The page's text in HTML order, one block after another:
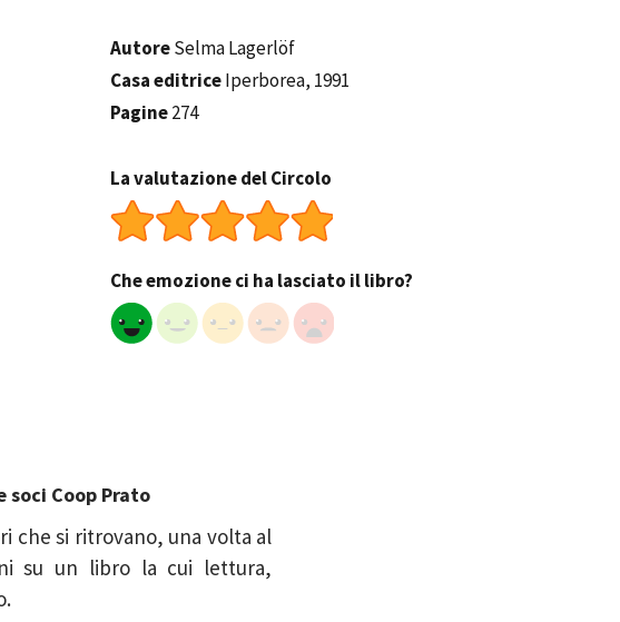
AutoreSelma Lagerlöf
Casa editriceIperborea, 1991
Pagine274
La valutazione del Circolo
Che emozione ci ha lasciato il libro?
Coop Prato
che si ritrovano, una volta al
su un libro la cui lettura,